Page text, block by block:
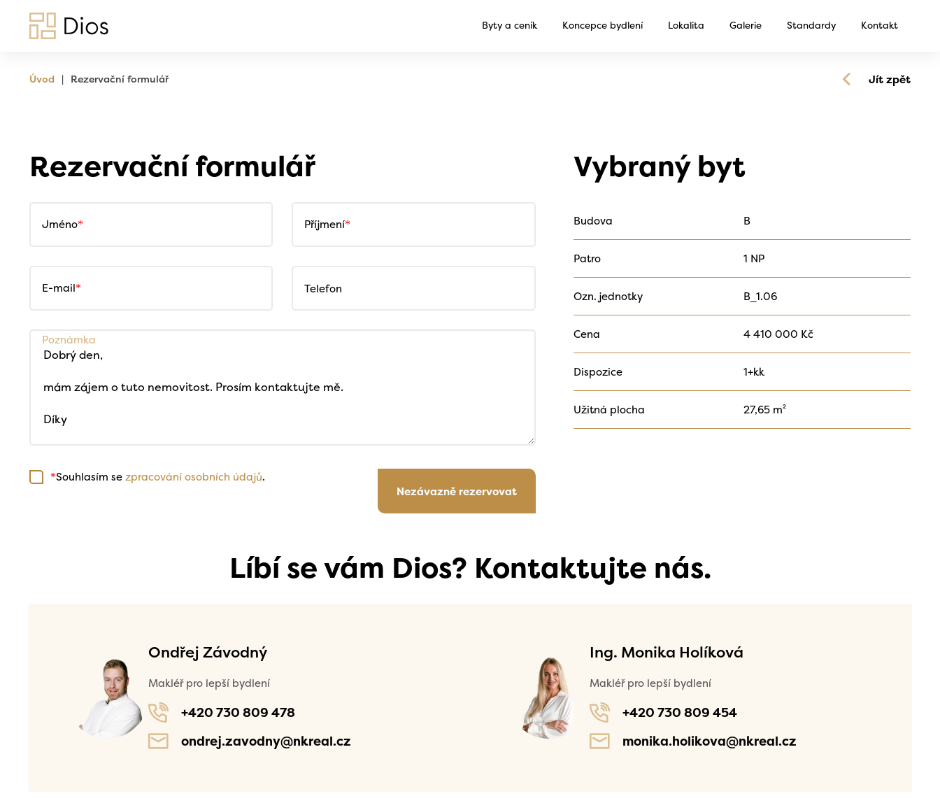
Byty a ceník Koncepce bydlení Lokalita Galerie Standardy Kontakt
Úvod | Rezervační formulář Jít zpět
Rezervační formulář
Jméno Příjmení
E-mail Telefon
Poznámka
*Souhlasím sezpracování osobních údajů.
Nezávazně rezervovat
Vybraný byt
Budova B
Patro 1 NP
Ozn. jednotky B_1.06
Cena 4 410 000 Kč
Dispozice 1+kk
Užitná plocha 27,65 m²
Líbí se vám Dios? Kontaktujte nás.
Ondřej Závodný
Makléř pro lepší bydlení
+420 730 809 478
ondrej.zavodny@nkreal.cz
Ing. Monika Holíková
Makléř pro lepší bydlení
+420 730 809 454
monika.holikova@nkreal.cz